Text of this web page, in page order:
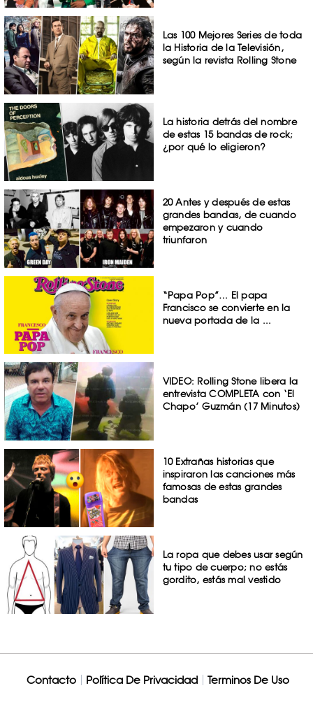
Las 100 Mejores Series de toda
la Historia de la Televisión,
según la revista Rolling Stone
La historia detrás del nombre
de estas 15 bandas de rock;
¿por qué lo eligieron?
20 Antes y después de estas
grandes bandas, de cuando
empezaron y cuando
triunfaron
“Papa Pop”… El papa
Francisco se convierte en la
nueva portada de la ...
VIDEO: Rolling Stone libera la
entrevista COMPLETA con ‘El
Chapo’ Guzmán (17 Minutos)
10 Extrañas historias que
inspiraron las canciones más
famosas de estas grandes
bandas
La ropa que debes usar según
tu tipo de cuerpo; no estás
gordito, estás mal vestido
Contacto Política De Privacidad Terminos De Uso